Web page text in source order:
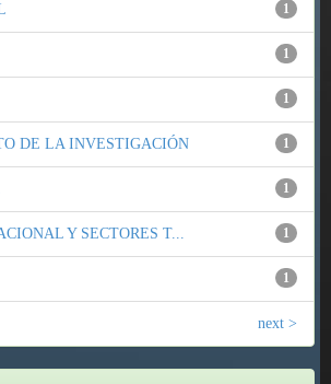
1
1
1
1
DE LA INVESTIGACIÓN
1
1
Y SECTORES T...
1
next >